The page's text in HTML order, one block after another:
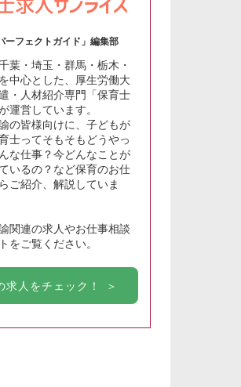
ーフェクトガイド」編集部
葉・埼玉・群馬・栃木・
中心とした、厚生労働大
・人材紹介専門「保育士
運営しています。
の皆様向けに、子どもが
士ってそもそもどうやっ
な仕事？今どんなことが
いるの？など保育のお仕
ご紹介、解説していま
関連の求人やお仕事相談
をご覧ください。
求人をチェック！